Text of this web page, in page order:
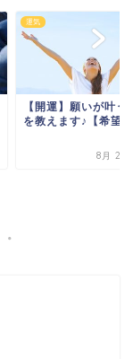
運気
【開運】願いが叶う
を教えます♪【希望】
8月 25,